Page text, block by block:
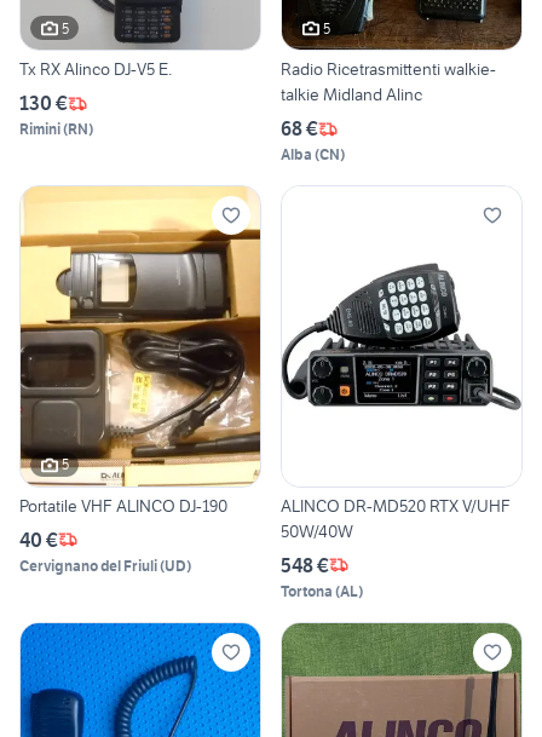
5
Tx RX Alinco DJ-V5 E.
130 €
Rimini(RN)
5
Radio Ricetrasmittenti walkie-
talkie Midland Alinc
68 €
Alba (CN)
5
Portatile VHF ALINCO DJ-190
40 €
Cervignano del Friuli(UD)
ALINCO DR-MD520 RTX V/UHF
50W/40W
548 €
Tortona (AL)